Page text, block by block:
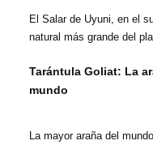
El Salar de Uyuni, en el
natural más grande del
Tarántula Goliat: La
mundo
La mayor araña del